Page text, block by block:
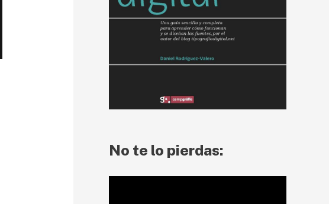
No te lo pierdas: